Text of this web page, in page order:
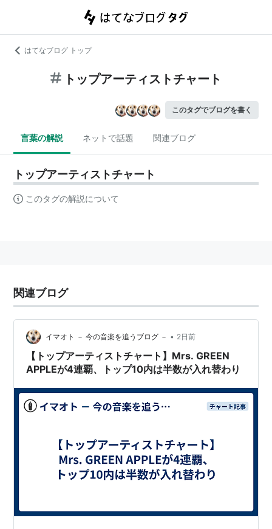
はてなブログ トップ
トップアーティストチャート
このタグでブログを書く
言葉の解説 ネットで話題 関連ブログ
トップアーティストチャート
このタグの解説について
関連ブログ
イマオト － 今の音楽を追うブログ － • 2日前
【トップアーティストチャート】Mrs. GREEN
APPLEが4連覇、トップ10内は半数が入れ替わり